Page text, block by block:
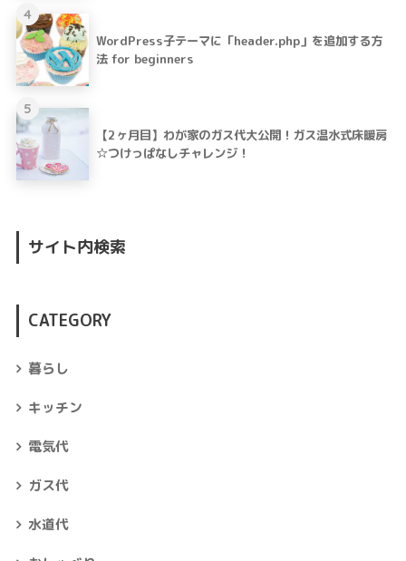
4
WordPress子テーマに「header.php」を追加する方
法 for beginners
5
【2ヶ月目】わが家のガス代大公開！ガス温水式床暖房
☆つけっぱなしチャレンジ！
サイト内検索
CATEGORY
暮らし
キッチン
電気代
ガス代
水道代